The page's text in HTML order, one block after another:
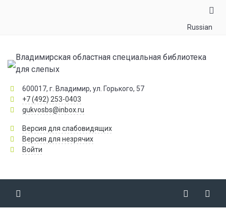
Russian
Владимирская областная специальная библиотека
для слепых
600017, г. Владимир, ул. Горького, 57
+7 (492) 253-0403
gukvosbs@inbox.ru
Версия для слабовидящих
Версия для незрячих
Войти